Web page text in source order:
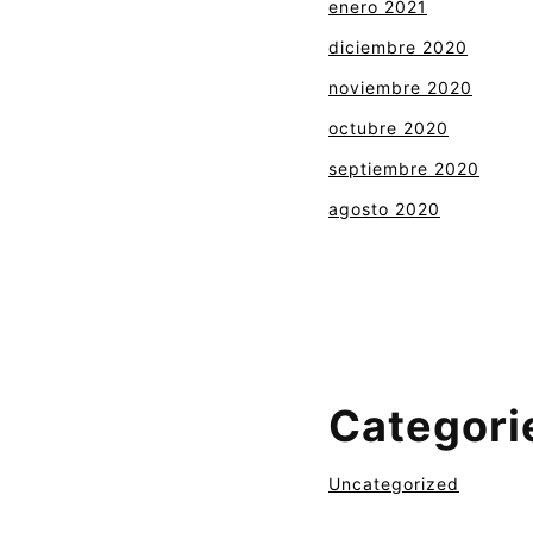
enero 2021
diciembre 2020
noviembre 2020
octubre 2020
septiembre 2020
agosto 2020
Uncategorized